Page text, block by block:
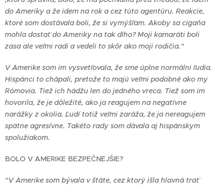
do Ameriky a že idem na rok a cez túto agentúru. Reakcie,
ktoré som dostávala boli, že si vymýšľam. Akoby sa cigaňa
mohla dostať do Ameriky na tak dlho? Moji kamaráti boli
zasa ale veľmi radi a vedeli to skôr ako moji rodičia."
V Amerike som im vysvetľovala, že sme úplne normálni ľudia.
Hispánci to chápali, pretože to majú veľmi podobné ako my
Rómovia. Tiež ich hádžu len do jedného vreca. Tiež som im
hovorila, že je dôležité, ako ja reagujem na negatívne
narážky z okolia. Ľudí totiž veľmi zaráža, že ja nereagujem
spätne agresívne. Takéto rady som dávala aj hispánskym
spolužiakom.
BOLO V AMERIKE BEZPEČNEJŠIE?
"V Amerike som bývala v štáte, cez ktorý išla hlavná trať